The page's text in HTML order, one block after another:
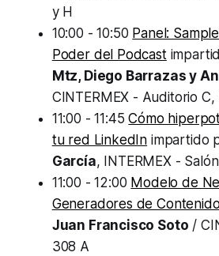
y H
10:00 - 10:50 Panel:
Poder del Podcast
Mtz, Diego Barrazas y
CINTERMEX - Auditorio C,
11:00 - 11:45Cómo
tu red LinkedIn impartido
García, INTERMEX -
11:00 - 12:00 Modelo de
Generadores de Contenido
Juan Francisco Soto /
308 A